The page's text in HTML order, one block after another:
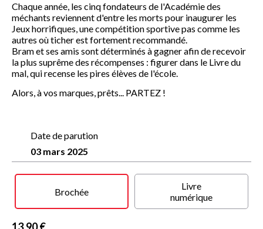
Chaque année, les cinq fondateurs de l'Académie des
méchants reviennent d'entre les morts pour inaugurer les
Jeux horrifiques, une compétition sportive pas comme les
autres où ticher est fortement recommandé.
Bram et ses amis sont déterminés à gagner afin de recevoir
la plus suprême des récompenses : figurer dans le Livre du
mal, qui recense les pires élèves de l'école.
Alors, à vos marques, prêts... PARTEZ !
Date de parution
03 mars 2025
Brochée
Livre
numérique